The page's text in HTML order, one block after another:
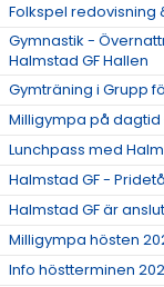
Folkspel redovisning
Gymnastik -
Halmstad GF Hallen
Gymträning i Grupp
Milligympa på
Lunchpass med
Halmstad GF -
Halmstad GF är
Milligympa hösten
Info höstterminen